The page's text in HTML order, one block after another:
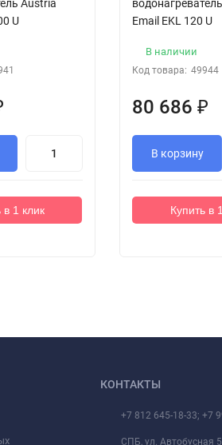
Austria
U
в 1 клик
Email EKL 120 U
В наличии
Код товара: 49944
80 686₽
В корзину
Купить в
КОНТАКТЫ
+7 812 645-18-33; +7
СПБ, ул. Автобусная